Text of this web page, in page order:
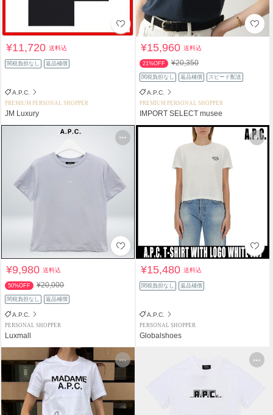
¥11,720送料込
関税負担なし 返品補償
A.P.C.
PREMIUM PERSONAL SHOPPER
JM Luxury
¥15,960送料込
21%OFF ¥20,350
関税負担なし 返品補償 スピード配送
A.P.C.
PREMIUM PERSONAL SHOPPER
IMPORT SELECT musee
¥9,980送料込
50%OFF ¥20,000
関税負担なし 返品補償
A.P.C.
PERSONAL SHOPPER
Luxmall
¥15,480送料込
関税負担なし 返品補償
A.P.C.
PERSONAL SHOPPER
Globalshoes